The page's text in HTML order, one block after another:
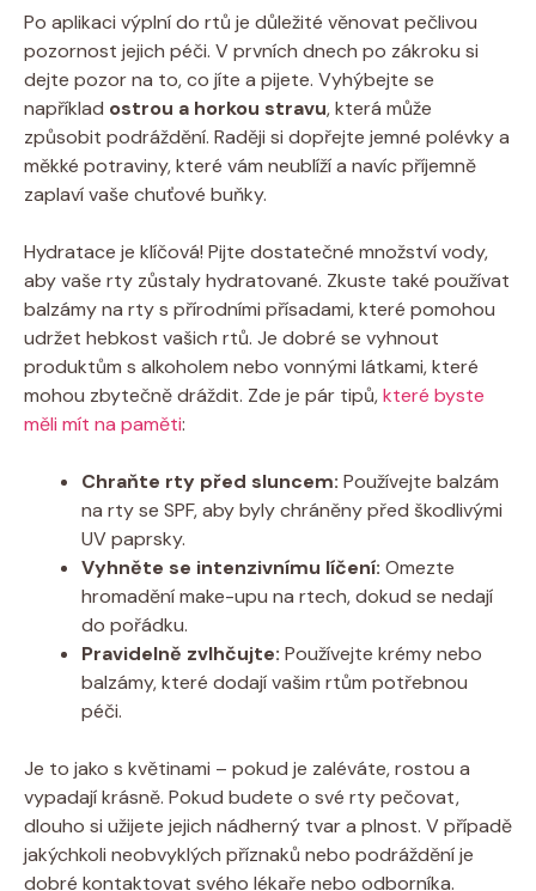
Po aplikaci výplní do rtů je důležité věnovat pečlivou
pozornost jejich péči. V prvních dnech po zákroku si
dejte pozor na to, co jíte a pijete. Vyhýbejte se
například ostrou a horkou stravu, která může
způsobit podráždění. Raději si dopřejte jemné polévky a
měkké potraviny, které vám neublíží a navíc příjemně
zaplaví vaše chuťové buňky.
Hydratace je klíčová! Pijte dostatečné množství vody,
aby vaše rty zůstaly hydratované. Zkuste také používat
balzámy na rty s přírodními přísadami, které pomohou
udržet hebkost vašich rtů. Je dobré se vyhnout
produktům s alkoholem nebo vonnými látkami, které
mohou zbytečně dráždit. Zde je pár tipů,které byste
měli mít na paměti:
Chraňte rty před sluncem: Používejte balzám
na rty se SPF, aby byly chráněny před škodlivými
UV paprsky.
Vyhněte se intenzivnímu líčení: Omezte
hromadění make-upu na rtech, dokud se nedají
do pořádku.
Pravidelně zvlhčujte: Používejte krémy nebo
balzámy, které dodají vašim rtům potřebnou
péči.
Je to jako s květinami – pokud je zaléváte, rostou a
vypadají krásně. Pokud budete o své rty pečovat,
dlouho si užijete jejich nádherný tvar a plnost. V případě
jakýchkoli neobvyklých příznaků nebo podráždění je
dobré kontaktovat svého lékaře nebo odborníka.